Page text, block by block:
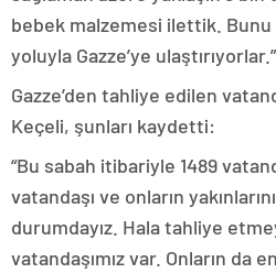
bebek malzemesi ilettik. Bunu
yoluyla Gazze’ye
Gazze’den tahliye edilen
Keçeli, şunları kaydetti:
“Bu sabah itibariyle 1489
vatandaşı ve onların
durumdayız. Hala tahliye
vatandaşımız var. Onların da